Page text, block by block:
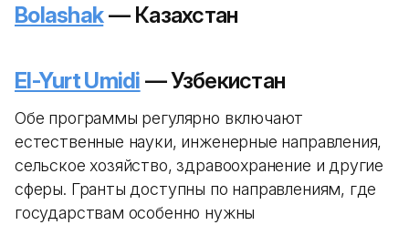
Bolashak— Казахстан
El-Yurt Umidi — Узбекистан
Обе программы регулярно включают
естественные науки, инженерные направления,
сельское хозяйство, здравоохранение и другие
сферы. Гранты доступны по направлениям, где
государствам особенно нужны